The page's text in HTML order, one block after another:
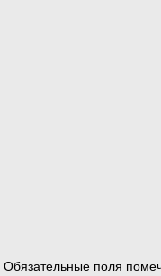
Обязательные поля